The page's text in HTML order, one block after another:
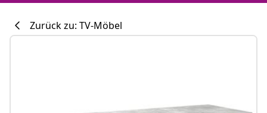
Zurück zu: TV-Möbel